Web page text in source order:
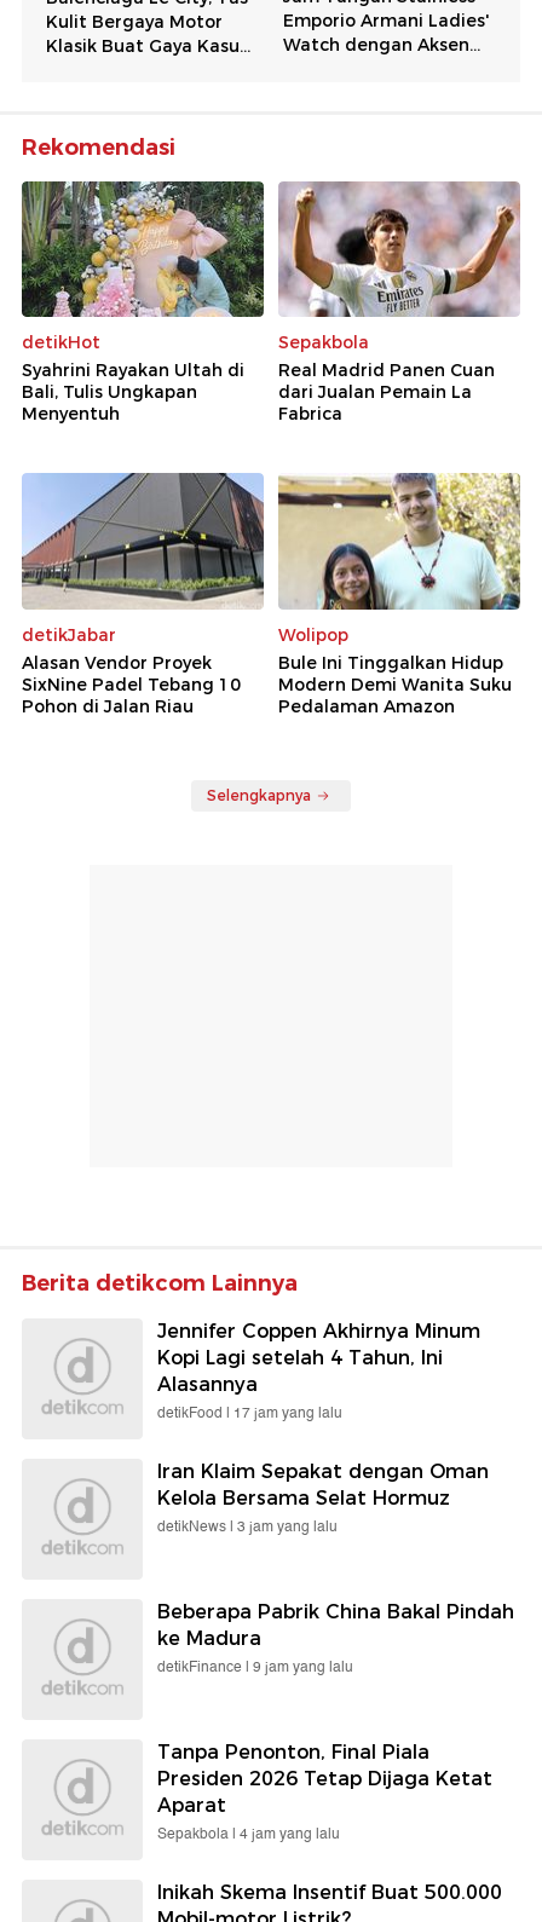
Rekomendasi
detikHot
Syahrini Rayakan Ultah di
Bali, Tulis Ungkapan
Menyentuh
Sepakbola
Real Madrid Panen Cuan
dari Jualan Pemain La
Fabrica
detikJabar
Alasan Vendor Proyek
SixNine Padel Tebang 10
Pohon di Jalan Riau
Wolipop
Bule Ini Tinggalkan Hidup
Modern Demi Wanita Suku
Pedalaman Amazon
Selengkapnya
Berita detikcom Lainnya
Jennifer Coppen Akhirnya Minum
Kopi Lagi setelah 4 Tahun, Ini
Alasannya
detikFood | 17 jam yang lalu
Iran Klaim Sepakat dengan Oman
Kelola Bersama Selat Hormuz
detikNews | 3 jam yang lalu
Beberapa Pabrik China Bakal Pindah
ke Madura
detikFinance | 9 jam yang lalu
Tanpa Penonton, Final Piala
Presiden 2026 Tetap Dijaga Ketat
Aparat
Sepakbola | 4 jam yang lalu
Inikah Skema Insentif Buat 500.000